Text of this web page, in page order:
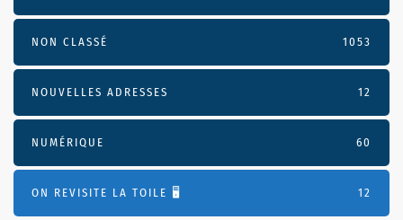
NON CLASSÉ 1053
NOUVELLES ADRESSES 12
NUMÉRIQUE 60
ON REVISITE LA TOILE 🖥️ 12